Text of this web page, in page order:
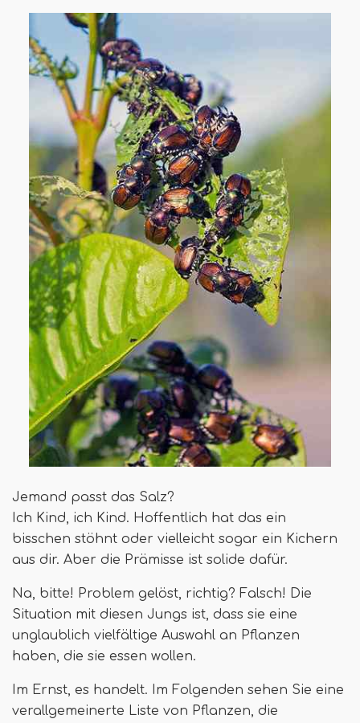
Jemand passt das Salz?
Ich Kind, ich Kind. Hoffentlich hat das ein
bisschen stöhnt oder vielleicht sogar ein Kichern
aus dir. Aber die Prämisse ist solide dafür.
Na, bitte! Problem gelöst, richtig? Falsch! Die
Situation mit diesen Jungs ist, dass sie eine
unglaublich vielfältige Auswahl an Pflanzen
haben, die sie essen wollen.
Im Ernst, es handelt. Im Folgenden sehen Sie eine
verallgemeinerte Liste von Pflanzen, die